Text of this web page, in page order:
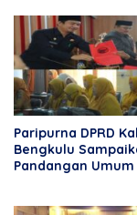
Anggaran
Paripurna DPRD
Bengkulu
Pandangan Umum